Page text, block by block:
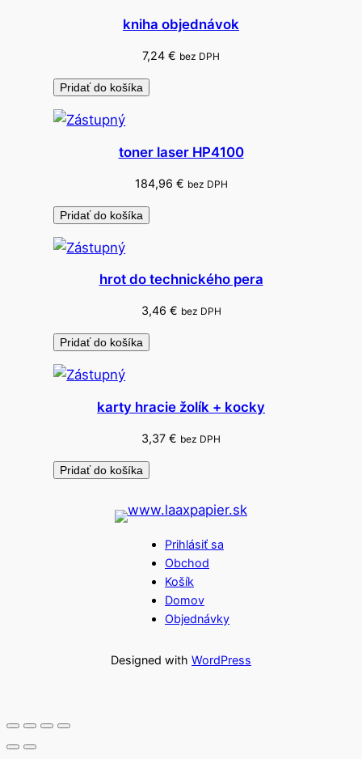
e
kniha objednávok
7,24 € bez DPH
Pridať do košíka
toner laser HP4100
184,96 € bez DPH
Pridať do košíka
hrot do technického pera
3,46 € bez DPH
Pridať do košíka
karty hracie žolík + kocky
3,37 € bez DPH
Pridať do košíka
Prihlásiť sa
Obchod
Košík
Domov
Objednávky
Designed with WordPress